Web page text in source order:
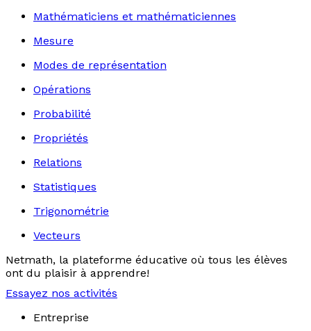
Mathématiciens et mathématiciennes
Mesure
Modes de représentation
Opérations
Probabilité
Propriétés
Relations
Statistiques
Trigonométrie
Vecteurs
Netmath, la plateforme éducative où tous les élèves
ont du plaisir à apprendre!
Essayez nos activités
Entreprise